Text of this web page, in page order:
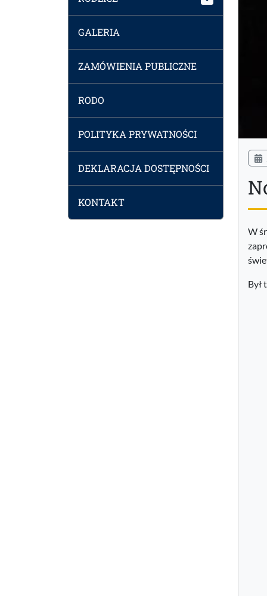
GALERIA
ZAMÓWIENIA PUBLICZNE
RODO
POLITYKA PRYWATNOŚCI
DEKLARACJA DOSTĘPNOŚCI
KONTAKT
W
Był